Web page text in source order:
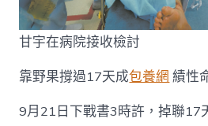
甘宇在病院接收檢討
靠野果撐過17天成包養網 績性
9月21日下戰書3時許，掉聯17